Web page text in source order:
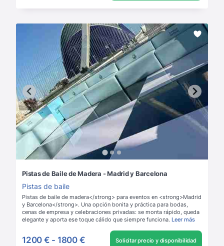
Pistas de Baile de Madera - Madrid y Barcelona
Pistas de baile
Pistas de baile de madera</strong> para eventos en <strong>Madrid
y Barcelona</strong>. Una opción bonita y práctica para bodas,
cenas de empresa y celebraciones privadas: se monta rápido, queda
elegante y aporta ese toque cálido que siempre funciona. Leer más
1200 € - 1800 € Solicitar precio y disponibilidad